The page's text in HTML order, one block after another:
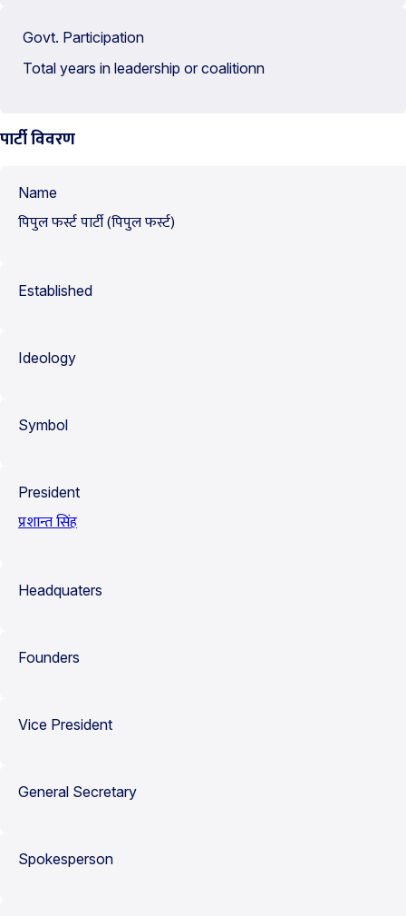
Govt. Participation
Total years in leadership or coalitionn
पार्टी विवरण
Name
पिपुल फर्स्ट पार्टी (पिपुल फर्स्ट)
Established
Ideology
Symbol
President
प्रशान्त सिंह
Headquaters
Founders
Vice President
General Secretary
Spokesperson